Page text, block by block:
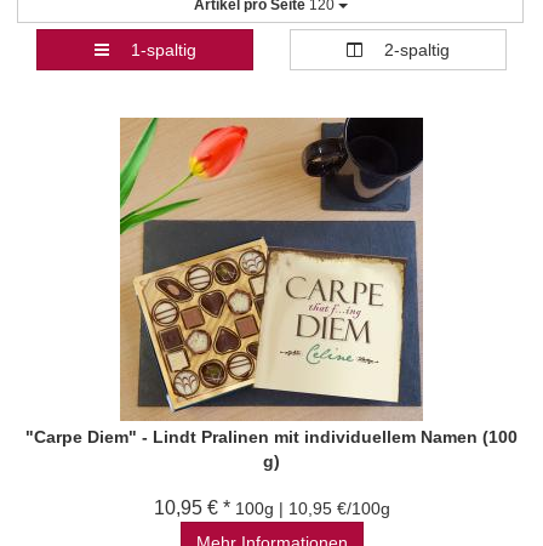
Artikel pro Seite 120
1-spaltig 2-spaltig
"Carpe Diem" - Lindt Pralinen mit individuellem Namen (100
g)
10,95 € * 100g | 10,95 €/100g